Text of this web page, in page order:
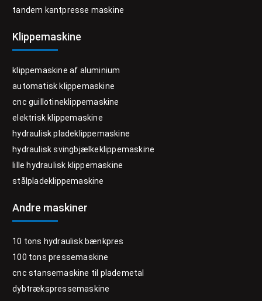
tandem kantpresse maskine
Klippemaskine
klippemaskine af aluminium
automatisk klippemaskine
cnc guillotineklippemaskine
elektrisk klippemaskine
hydraulisk pladeklippemaskine
hydraulisk svingbjælkeklippemaskine
lille hydraulisk klippemaskine
stålpladeklippemaskine
Andre maskiner
10 tons hydraulisk bænkpres
100 tons pressemaskine
cnc stansemaskine til plademetal
dybtrækspressemaskine